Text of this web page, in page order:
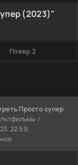
(2023)"
Плеер 2
Просто супер
/
22:59.